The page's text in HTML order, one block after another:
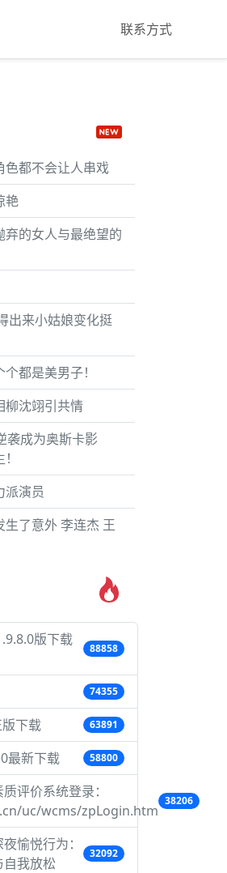
联系方式
色都不会让人串戏
艳
的女人与最绝望的
出来小姑娘变化挺
都是美男子！
柳沈翊引共情
袭成为奥斯卡影
派演员
了意外 李连杰 王
版下载
88858
74355
下载 63891
最新下载 58800
评价系统登录：
uc/wcms/zpLogin.htm
38206
愉悦行为：
我放松
32092